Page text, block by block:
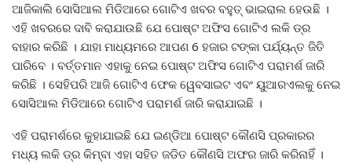
ଆଜିକାଲି ସୋସିଆଲ ମିଡିଆରେ ଗୋଟିଏ ଖବର ବହୁତ୍ ଭାଇରାଲ ହେଉଛି ।
ଏହି ଖବରରେ ଦାବି କରାଯାଉଛି ଯେ ପୋଷ୍ଟ ଅଫିସ ଗୋଟିଏ ଲକି ଡ୍ର
ବାହାର କରିଛି । ଯାହା ମାଧ୍ୟମରେ ଆପଣ 6 ହଜାର ଟଙ୍କା ପର୍ଯ୍ୟନ୍ତ ଜିତି
ପାରିବେ । ବର୍ତ୍ତମାନ ଏହାକୁ ନେଇ ପୋଷ୍ଟ ଅଫିସ ଗୋଟିଏ ପରାମର୍ଶ ଜାରି
କରିଛି । ସେହିପରି ଆଜି ଗୋଟିଏ ଫେକ ୱେବସାଇଟ ଏବଂ ୟୁଆରଏଲକୁ ନେଇ
ସୋସିଆଲ ମିଡିଆରେ ଗୋଟିଏ ପରାମର୍ଶ ଜାରି କରାଯାଇଛି ।
ଏହି ପରାମର୍ଶରେ କୁହାଯାଇଛି ଯେ ଇଣ୍ଡିଆ ପୋଷ୍ଟ କୌଣସି ପ୍ରକାରର
ମଧ୍ୟ ଲକି ଡ୍ର କିମ୍ବା ଏହା ସହିତ ଜଡିତ କୌଣସି ଅଫର ଜାରି କରିନାହିଁ ।